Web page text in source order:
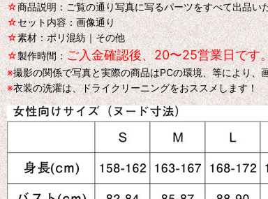
☆商品説明：ご覧の通り写真に写るパーツをすべて出品い
☆セット内容：画像通り
☆素材：ポリ混紡｜その他
☆製作時間：ご入金確認後、20〜25営業日です
※撮影の関係で写真と実際の商品はPCの環境、等により
※衣装の洗濯は、ドライクリーニングをおススメします！